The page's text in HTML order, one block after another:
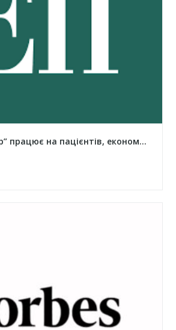
працює на пацієнтів, економ...